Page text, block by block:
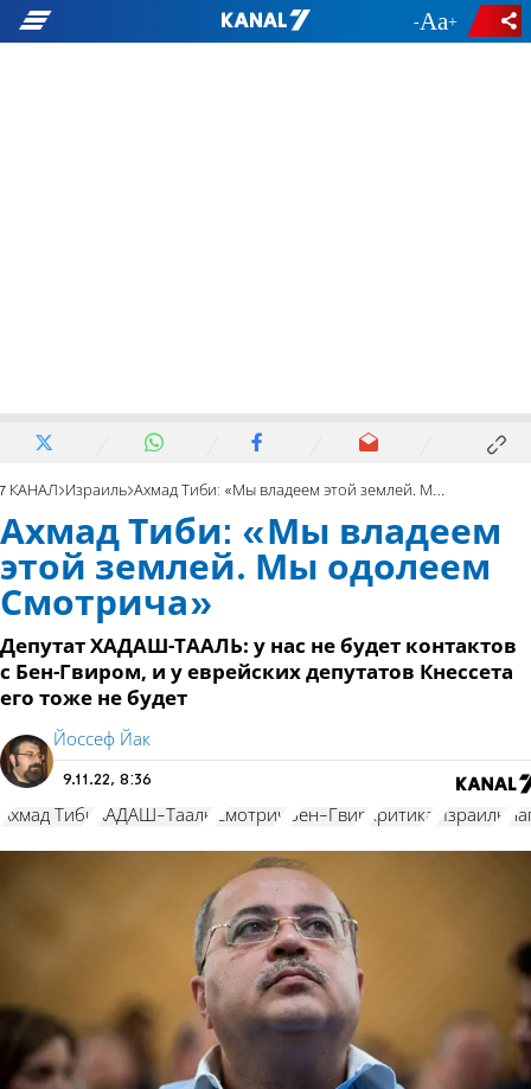
- +
7 КАНАЛ Израиль Ахмад Тиби: «Мы владеем этой землей. Мы одолеем Смотрича»
Ахмад Тиби: «Мы владеем
этой землей. Мы одолеем
Смотрича»
Депутат ХАДАШ-ТААЛЬ: у нас не будет контактов
с Бен-Гвиром, и у еврейских депутатов Кнессета
его тоже не будет
Йоссеф Йак
9.11.22, 8:36
Ахмад Тиби ХАДАШ-Тааль Смотрич Бен-Гвир критика Израиль